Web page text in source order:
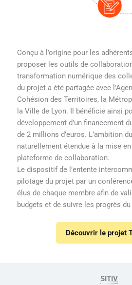
Conçu à l’origine pour les
proposer les outils de
transformation numérique des
du projet a été partagée avec
Cohésion des Territoires, la
la Ville de Lyon. Il bénéficie ainsi
développement d’un financement
de 2 millions d’euros. L’ambition
naturellement étendue à la mise
plateforme de collaboration.
Le dispositif de l’entente
pilotage du projet par un
élus de chaque membre afin de
budgets et de suivre les progrès
Découvrir le projet
SITIV